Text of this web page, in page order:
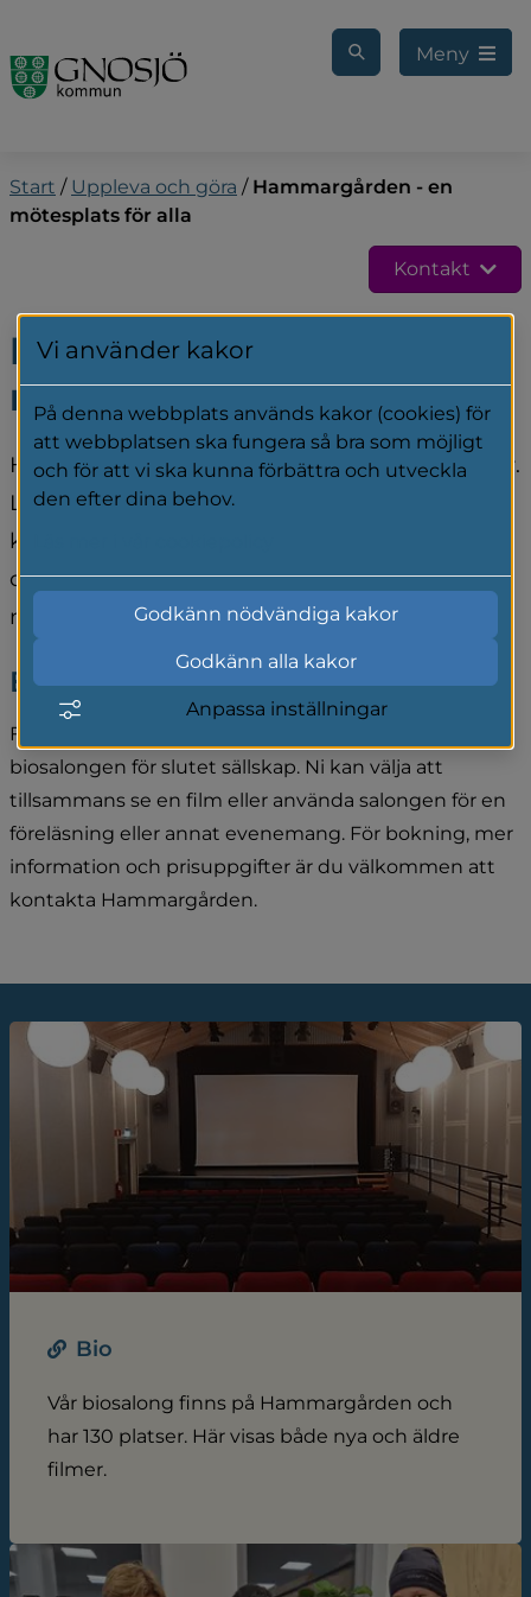
Meny
Start / Uppleva och göra / Hammargården - en
mötesplats för alla
Kontakt
Hammargården - en
mötesplats för alla
Hammargården är en mötesplats för alla åldrar.
Lokalerna kan bokas för evenemang,
kulturaktiviteter och konferenser. Här finns bio
och en av våra fritidsgårdar som erbjuder en
mängd aktiviteter för ungdomar.
Boka lokal
Föreningar, företag och organisationer kan boka
biosalongen för slutet sällskap. Ni kan välja att
tillsammans se en film eller använda salongen för en
föreläsning eller annat evenemang. För bokning, mer
information och prisuppgifter är du välkommen att
kontakta Hammargården.
Bio
Vår biosalong finns på Hammargården och
har 130 platser. Här visas både nya och äldre
filmer.
Vi använder kakor
På denna webbplats används kakor (cookies) för
att webbplatsen ska fungera så bra som möjligt
och för att vi ska kunna förbättra och utveckla
den efter dina behov.
Godkänn nödvändiga kakor
Godkänn alla kakor
Anpassa inställningar